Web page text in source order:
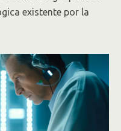
existente por la